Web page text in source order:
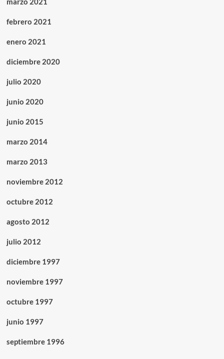
febrero 2021
enero 2021
diciembre 2020
julio 2020
junio 2020
junio 2015
marzo 2014
marzo 2013
noviembre 2012
octubre 2012
agosto 2012
julio 2012
diciembre 1997
noviembre 1997
octubre 1997
junio 1997
septiembre 1996